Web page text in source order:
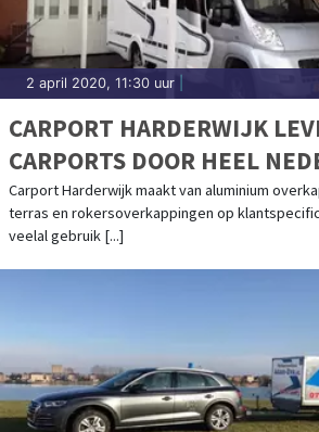
2 april 2020, 11:30 uur
CARPORT HARDERWIJK
CARPORTS DOOR HEEL
BELGIË
Carport Harderwijk maakt van aluminium
terras en rokersoverkappingen op
veelal gebruik [...]